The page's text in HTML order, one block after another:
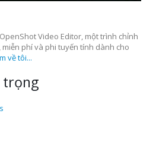
Video Editor, một trình chỉnh
phí và phi tuyến tính dành cho
về tôi...
trọng